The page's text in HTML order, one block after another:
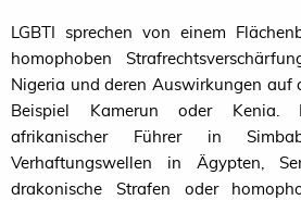
LGBTI sprechen von einem
homophoben
Nigeria und deren Auswirkungen auf
Beispiel Kamerun oder Kenia.
afrikanischer Führer in
Verhaftungswellen in Ägypten,
drakonische Strafen oder